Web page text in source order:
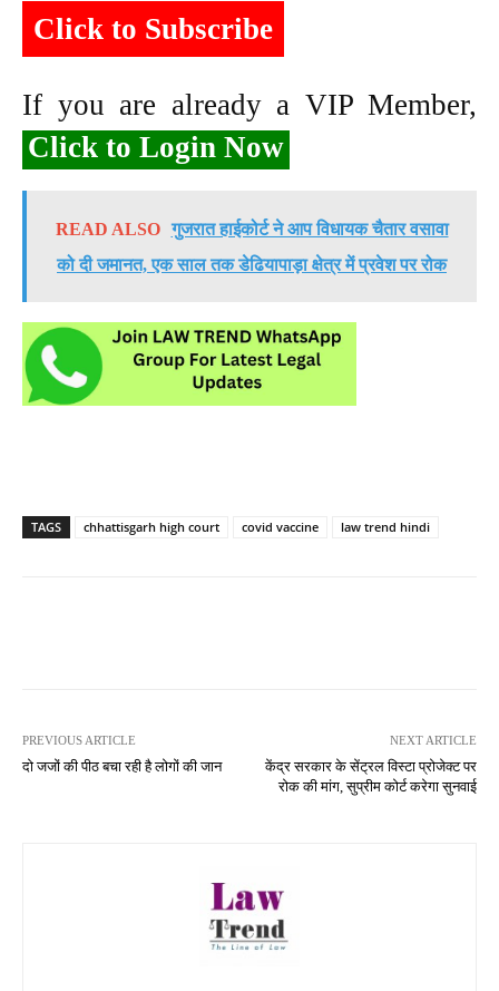
Click to Subscribe
If you are already a VIP Member,
Click to Login Now
READ ALSO गुजरात हाईकोर्ट ने आप विधायक चैतार वसावा
को दी जमानत, एक साल तक डेढियापाड़ा क्षेत्र में प्रवेश पर रोक
TAGS chhattisgarh high court covid vaccine law trend hindi
PREVIOUS ARTICLE
दो जजों की पीठ बचा रही है लोगों की जान
NEXT ARTICLE
केंद्र सरकार के सेंट्रल विस्टा प्रोजेक्ट पर
रोक की मांग, सुप्रीम कोर्ट करेगा सुनवाई